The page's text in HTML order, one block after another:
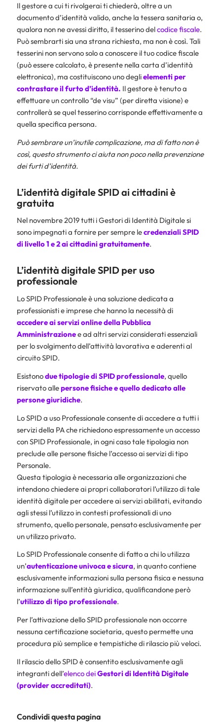
Il gestore a cui ti rivolgerai ti chiederà, oltre a un
documento d’identità valido, anche la tessera sanitaria o,
qualora non ne avessi diritto, il tesserino delcodice fiscale.
Può sembrarti sia una strana richiesta, ma non è così. Tali
tesserini non servono solo a conoscere il tuo codice fiscale
(può essere calcolato, è presente nella carta d’identità
elettronica), ma costituiscono uno deglielementi per
contrastare il furto d’identità. Il gestore è tenuto a
effettuare un controllo “de visu” (per diretta visione) e
controllerà se quel tesserino corrisponde effettivamente a
quella specifica persona.
Può sembrare un’inutile complicazione, ma di fatto non è
così, questo strumento ci aiuta non poco nella prevenzione
dei furti d’identità.
L’identità digitale SPID ai cittadini è
gratuita
Nel novembre 2019 tutti i Gestori di Identità Digitale si
sono impegnati a fornire per sempre lecredenziali SPID
di livello 1 e 2 ai cittadini gratuitamente.
L’identità digitale SPID per uso
professionale
Lo SPID Professionale è una soluzione dedicata a
professionisti e imprese che hanno la necessità di
accedere ai servizi online della Pubblica
Amministrazionee ad altri servizi considerati essenziali
per lo svolgimento dell’attività lavorativa e aderenti al
circuito SPID.
Esistonodue tipologie di SPID professionale, quello
riservato allepersone fisiche e quello dedicato alle
persone giuridiche.
Lo SPID a uso Professionale consente di accedere a tutti i
servizi della PA che richiedono espressamente un accesso
con SPID Professionale, in ogni caso tale tipologia non
preclude alle persone fisiche l’accesso ai servizi di tipo
Personale.
Questa tipologia è necessaria alle organizzazioni che
intendono chiedere ai propri collaboratori l’utilizzo di tale
identità digitale per accedere ai servizi abilitati, evitando
agli stessi l’utilizzo in contesti professionali di uno
strumento, quello personale, pensato esclusivamente per
un utilizzo privato.
Lo SPID Professionale consente di fatto a chi lo utilizza
un’autenticazione univoca e sicura, in quanto contiene
esclusivamente informazioni sulla persona fisica e nessuna
informazione sull’entità giuridica, qualificandone però
l’utilizzo di tipo professionale.
Per l’attivazione dello SPID professionale non occorre
nessuna certificazione societaria, questo permette una
procedura più semplice e tempistiche di rilascio più veloci.
Il rilascio dello SPID è consentito esclusivamente agli
integranti dell’elenco deiGestori di Identità Digitale
(provider accreditati).
Condividi questa pagina